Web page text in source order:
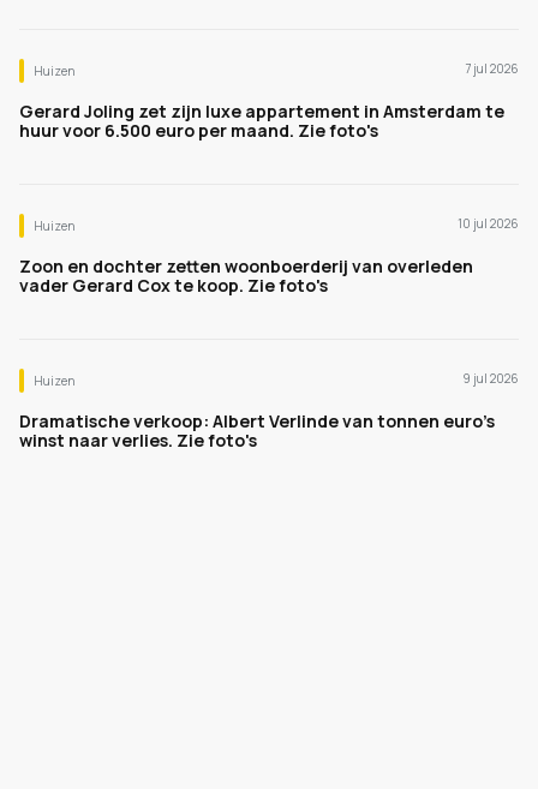
Huizen 7 jul 2026
Gerard Joling zet zijn luxe appartement in Amsterdam te
huur voor 6.500 euro per maand. Zie foto's
Huizen 10 jul 2026
Zoon en dochter zetten woonboerderij van overleden
vader Gerard Cox te koop. Zie foto's
Huizen 9 jul 2026
Dramatische verkoop: Albert Verlinde van tonnen euro's
winst naar verlies. Zie foto's